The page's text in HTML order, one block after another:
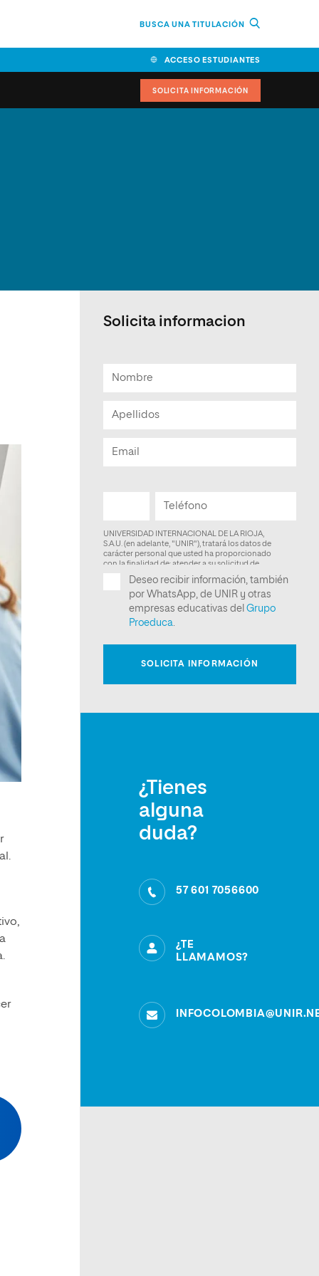
BUSCA UNA TITULACIÓN
ACCESO ESTUDIANTES
SOLICITA INFORMACIÓN
Solicita informacion
¿Tienes
alguna
duda?
57 601 7056600
¿TE
LLAMAMOS?